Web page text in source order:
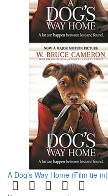
A Dog’s Way Home (Film tie-in)